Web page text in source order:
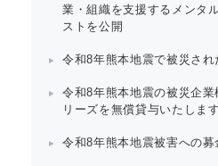
業・組織を支援するメンタ
ストを公開
令和8年熊本地震で被災さ
令和8年熊本地震の被災企
リーズを無償貸与いたします
令和8年熊本地震被害への募